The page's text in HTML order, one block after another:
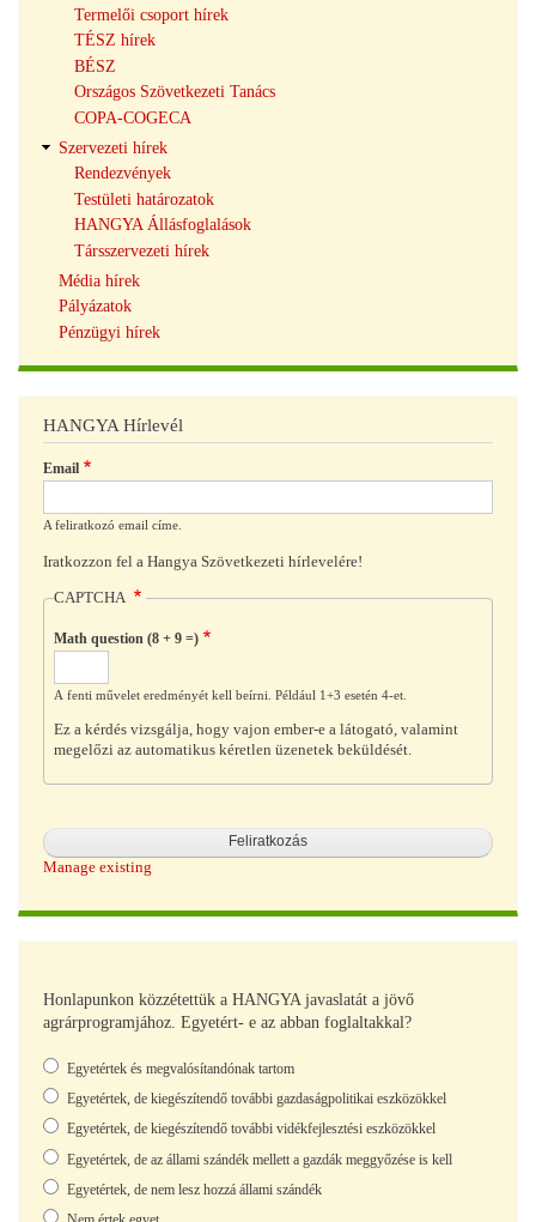
Termelői csoport hírek
TÉSZ hírek
BÉSZ
Országos Szövetkezeti Tanács
COPA-COGECA
Szervezeti hírek
Rendezvények
Testületi határozatok
HANGYA Állásfoglalások
Társszervezeti hírek
Média hírek
Pályázatok
Pénzügyi hírek
HANGYA Hírlevél
Email
A feliratkozó email címe.
Iratkozzon fel a Hangya Szövetkezeti hírlevelére!
CAPTCHA
Math question (8 + 9 =)
A fenti művelet eredményét kell beírni. Például 1+3 esetén 4-et.
Ez a kérdés vizsgálja, hogy vajon ember-e a látogató, valamint
megelőzi az automatikus kéretlen üzenetek beküldését.
Manage existing
Honlapunkon közzétettük a HANGYA javaslatát a jövő
agrárprogramjához. Egyetért- e az abban foglaltakkal?
Választások
Egyetértek és megvalósítandónak tartom
Egyetértek, de kiegészítendő további gazdaságpolitikai eszközökkel
Egyetértek, de kiegészítendő további vidékfejlesztési eszközökkel
Egyetértek, de az állami szándék mellett a gazdák meggyőzése is kell
Egyetértek, de nem lesz hozzá állami szándék